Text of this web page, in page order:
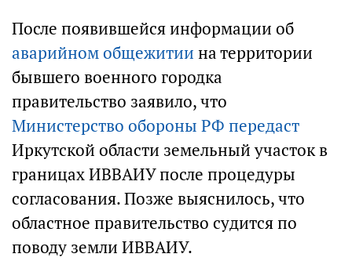
После появившейся информации об
аварийном общежитии на территории
бывшего военного городка
правительство заявило, что
Министерство обороны РФ передаст
Иркутской области земельный участок в
границах ИВВАИУ после процедуры
согласования. Позже выяснилось, что
областное правительство судится по
поводу земли ИВВАИУ.